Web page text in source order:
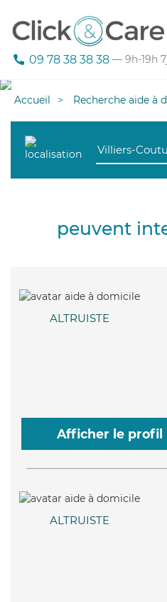
09 78 38 38 38 — 9h-19h
Accueil Recherche aide à
peuvent
ALTRUISTE
Afficher le profil
ALTRUISTE